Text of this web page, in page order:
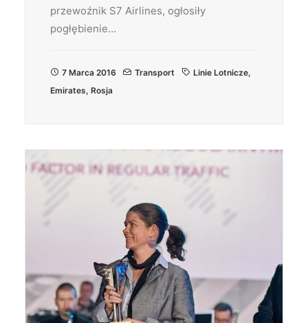
przewoźnik S7 Airlines, ogłosiły
pogłębienie…
7 Marca 2016 Transport Linie Lotnicze,
Emirates, Rosja